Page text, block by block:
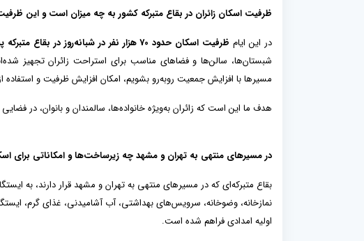
ظرفیت اسکان زائران در بقاع متبرکه کشور به چه میزان است و این
در این ایام ظرفیت اسکان حدود 70هزار نفر در شبانه‌روز در بقاع
شبستان‌ها، سالن‌ها و فضاهای مناسب برای استراحت زائران تجهیز
مسیرها با افزایش جمعیت روبه‌رو بشویم، امکان افزایش ظرفیت و استفاده
هدف ما این است که زائران به‌ویژه خانواده‌ها، سالمندان و بانوان، در
در مسیرهای منتهی به تهران و مشهد چه زیرساخت‌ها و امکاناتی برای
بقاع متبرکه‌ای که در مسیرهای منتهی به تهران و مشهد قرار دارند، به
نمازخانه، وضوخانه، سرویس‌های بهداشتی، آب آشامیدنی، غذای گرم،
اولیه امدادی فراهم شده است.